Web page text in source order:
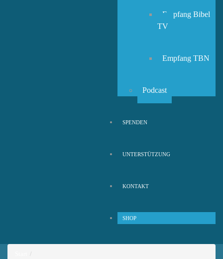
Empfang Bibel
TV
Empfang TBN
Podcast
SPENDEN
UNTERSTÜTZUNG
KONTAKT
SHOP